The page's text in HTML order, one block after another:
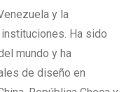
y la
Ha sido
mundo y ha
de diseño en